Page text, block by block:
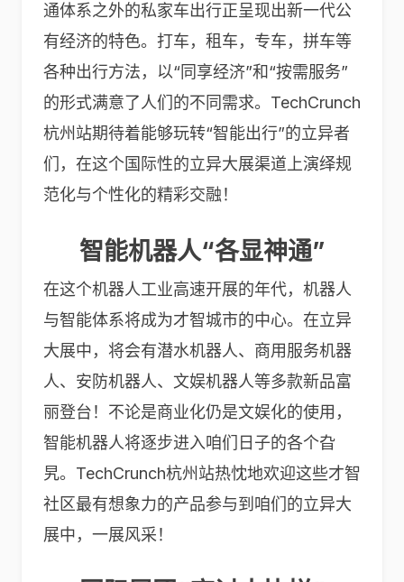
通体系之外的私家车出行正呈现出新一代公
有经济的特色。打车，租车，专车，拼车等
各种出行方法，以“同享经济”和“按需服务”
的形式满意了人们的不同需求。TechCrunch
杭州站期待着能够玩转“智能出行”的立异者
们，在这个国际性的立异大展渠道上演绎规
范化与个性化的精彩交融！
智能机器人“各显神通”
在这个机器人工业高速开展的年代，机器人
与智能体系将成为才智城市的中心。在立异
大展中，将会有潜水机器人、商用服务机器
人、安防机器人、文娱机器人等多款新品富
丽登台！不论是商业化仍是文娱化的使用，
智能机器人将逐步进入咱们日子的各个旮
旯。TechCrunch杭州站热忱地欢迎这些才智
社区最有想象力的产品参与到咱们的立异大
展中，一展风采！